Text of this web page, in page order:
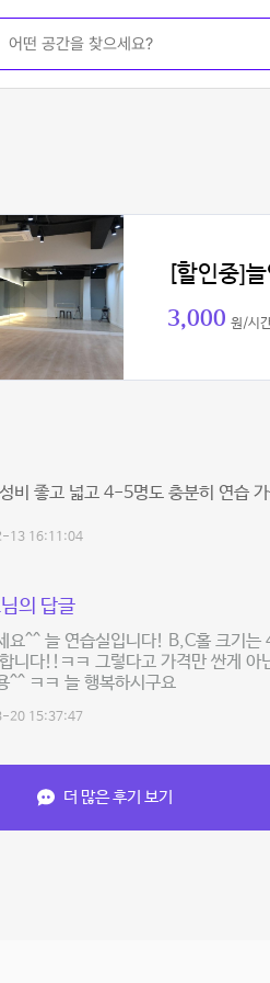
[할인중]
3,000 원/시
비 좋고 넓고 4-5명도 충분히 연습
13 16:11:04
의 답글
요^^ 늘 연습실입니다! B,C홀 크기
니다!!ㅋㅋ 그렇다고 가격만 싼게 아
^^ ㅋㅋ 늘 행복하시구요
20 15:37:47
더 많은 후기 보기